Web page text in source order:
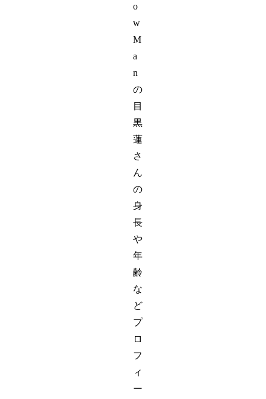
o
w
M
a
n
の
目
黒
蓮
さ
ん
の
身
長
や
年
齢
な
ど
プ
ロ
フ
ィ
ー